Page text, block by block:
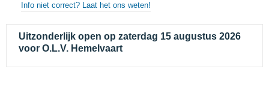
Info niet correct? Laat het ons weten!
Uitzonderlijk open op zaterdag 15 augustus 2026
voor O.L.V. Hemelvaart